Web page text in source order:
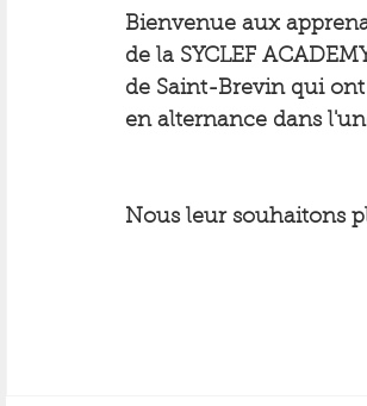
Bienvenue aux
de la SYCLEF
de Saint-Brevin qui
en alternance dans
Nous leur souhaitons